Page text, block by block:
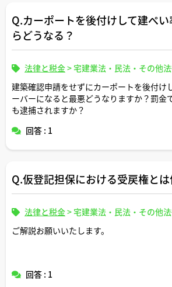
Q.カーポートを後付けして建ぺ
らどうなる？
法律と税金>宅建業法・民法・その他
建築確認申請をせずにカーポートを後付け
ーバーになると最悪どうなりますか？罰金
も逮捕されますか？
回答 : 1
Q.仮登記担保における受戻権とは
法律と税金>宅建業法・民法・その他
ご解説お願いいたします。
回答 : 1